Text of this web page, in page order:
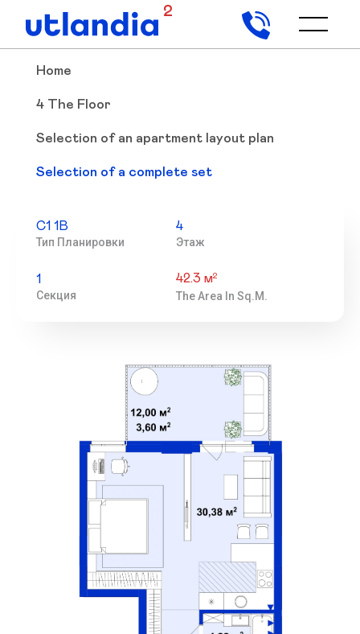
2
Home
4 The Floor
Selection of an apartment layout plan
Selection of a complete set
С1 1В
Тип Планировки
4
Этаж
1
Секция
42.3 м2
The Area In Sq.m.